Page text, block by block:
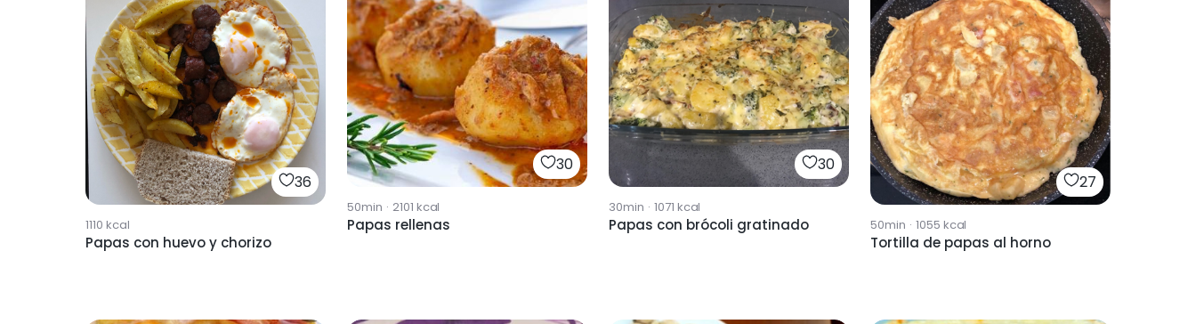
36
1110 kcal
Papas con huevo y chorizo
30
50min · 2101 kcal
Papas rellenas
30
30min · 1071 kcal
Papas con brócoli gratinado
27
50min · 1055 kcal
Tortilla de papas al horno